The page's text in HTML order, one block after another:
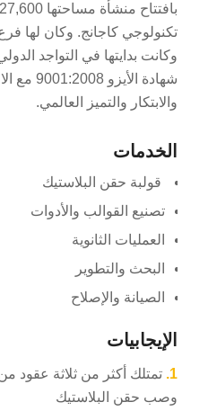
وكانت بدايتها في التواجد
شهادة
والابتكار والتميز العالمي.
الخدمات
قولبة حقن البلاستيك
تصنيع القوالب والأدوات
العمليات الثانوية
البحث والتطوير
الصيانة والإصلاح
الإيجابيات
1. تمتلك أكثر من ثلاثة عقود
وصب حقن البلاستيك